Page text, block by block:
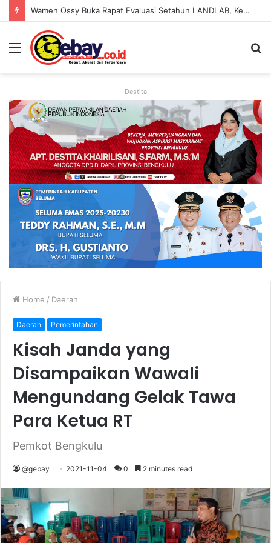
Wamen Ossy Buka Rapat Evaluasi Setahun LANDLAB, Kerja Sama Kementerian ATR/BPN Bersama JICA
Destita
Home / Daerah
Daerah Pemerintahan
Kisah Janda yang
Disampaikan Wawali
Mengundang Gelak Tawa
Para Ketua RT
Pemkot Bengkulu
@gebay 2021-11-04 0 2 minutes read